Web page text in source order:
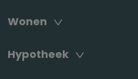
Wonen
Hypotheek